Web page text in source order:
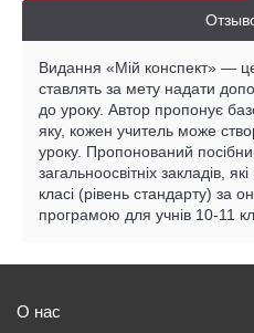
Видання «Мій конспект» — це
ставлять за мету надати
до уроку. Автор пропонує
яку, кожен учитель може
уроку. Пропонований
загальноосвітніх закладів,
класі (рівень стандарту) за
програмою для учнів 10-11
О нас